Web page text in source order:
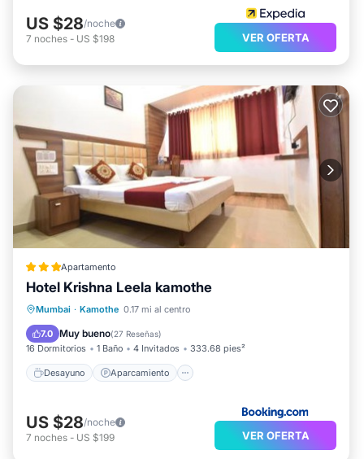
US $28/noche
7 noches - US $198 VER OFERTA
Apartamento
Hotel Krishna Leela kamothe
Mumbai · Kamothe 0.17 mi al centro
7.0 Muy bueno(27 Reseñas)
16 Dormitorios 1 Baño 4 Invitados 333.68 pies²
Desayuno Aparcamiento
Desayuno
Aparcamiento
Balcón/Terraza
US $28/noche
7 noches - US $199 VER OFERTA